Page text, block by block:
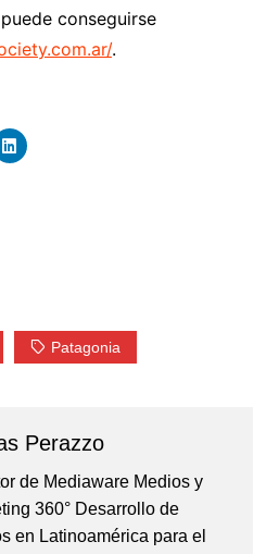
conseguirse
.
Patagonia
Perazzo
de Mediaware Medios y
360° Desarrollo de
en Latinoamérica para el